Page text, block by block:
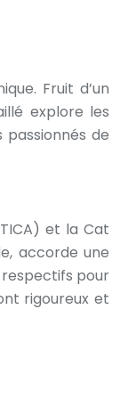
Fruit d’un
explore les
de
et la Cat
accorde une
pour
rigoureux et